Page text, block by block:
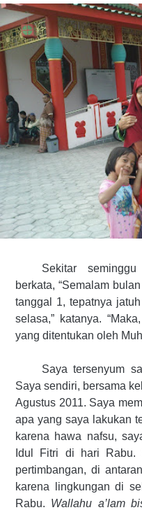
Sekitar
berkata, “Semalam
tanggal 1, tepatnya
selasa,” katanya.
yang ditentukan oleh
Saya tersenyum
Saya sendiri, bersama
Agustus 2011. Saya
apa yang saya lakukan
karena hawa nafsu,
Idul Fitri di hari Rabu.
pertimbangan, di
karena lingkungan di
Rabu. Wallahu a’lam